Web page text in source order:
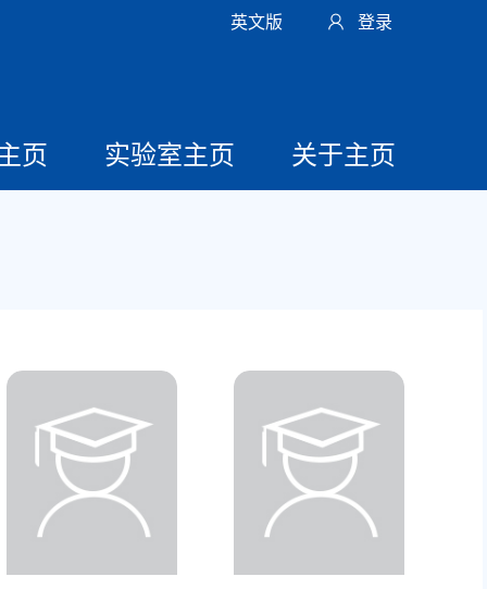
英文版 登录
页 实验室主页 关于主页